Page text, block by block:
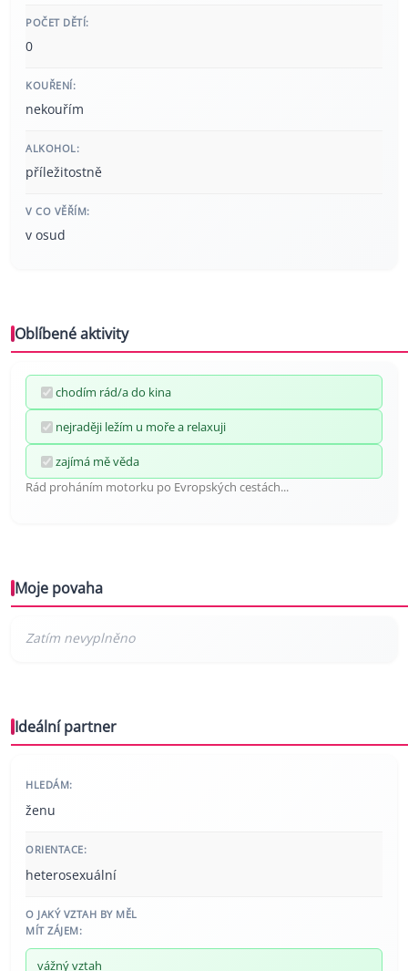
POČET DĚTÍ:
0
KOUŘENÍ:
nekouřím
ALKOHOL:
příležitostně
V CO VĚŘÍM:
v osud
Oblíbené aktivity
chodím rád/a do kina
nejraději ležím u moře a relaxuji
zajímá mě věda
Rád proháním motorku po Evropských cestách...
Moje povaha
Ideální partner
HLEDÁM:
ženu
ORIENTACE:
heterosexuální
O JAKÝ VZTAH BY MĚL
MÍT ZÁJEM:
vážný vztah